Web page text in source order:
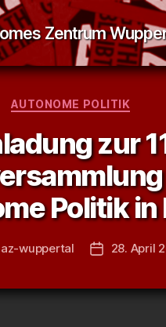
Zentrum
Kategorien
AUTONOME POLITIK
zur
Politik in
az-wuppertal 28. April